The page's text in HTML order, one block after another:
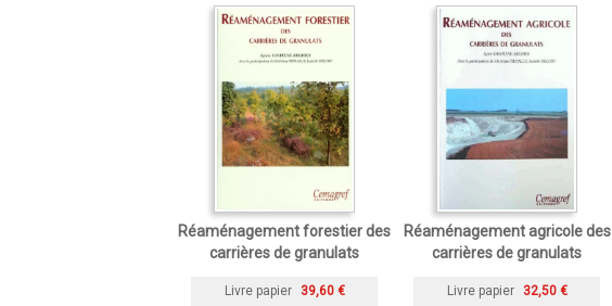
Réaménagement forestier des
carrières de granulats
Livre papier 39,60 €
Réaménagement agricole des
carrières de granulats
Livre papier 32,50 €